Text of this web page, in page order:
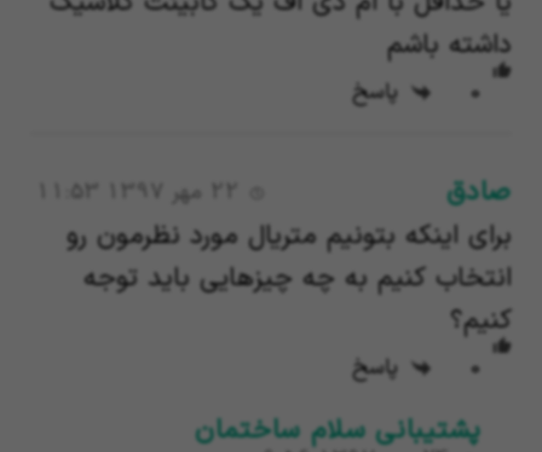
داشته باشم
0 پاسخ
صادق
برای اینکه بتونیم متریال مورد نظرمون رو
انتخاب کنیم به چه چیزهایی باید توجه
کنیم؟
0 پاسخ
پشتیبانی سلام ساختمان